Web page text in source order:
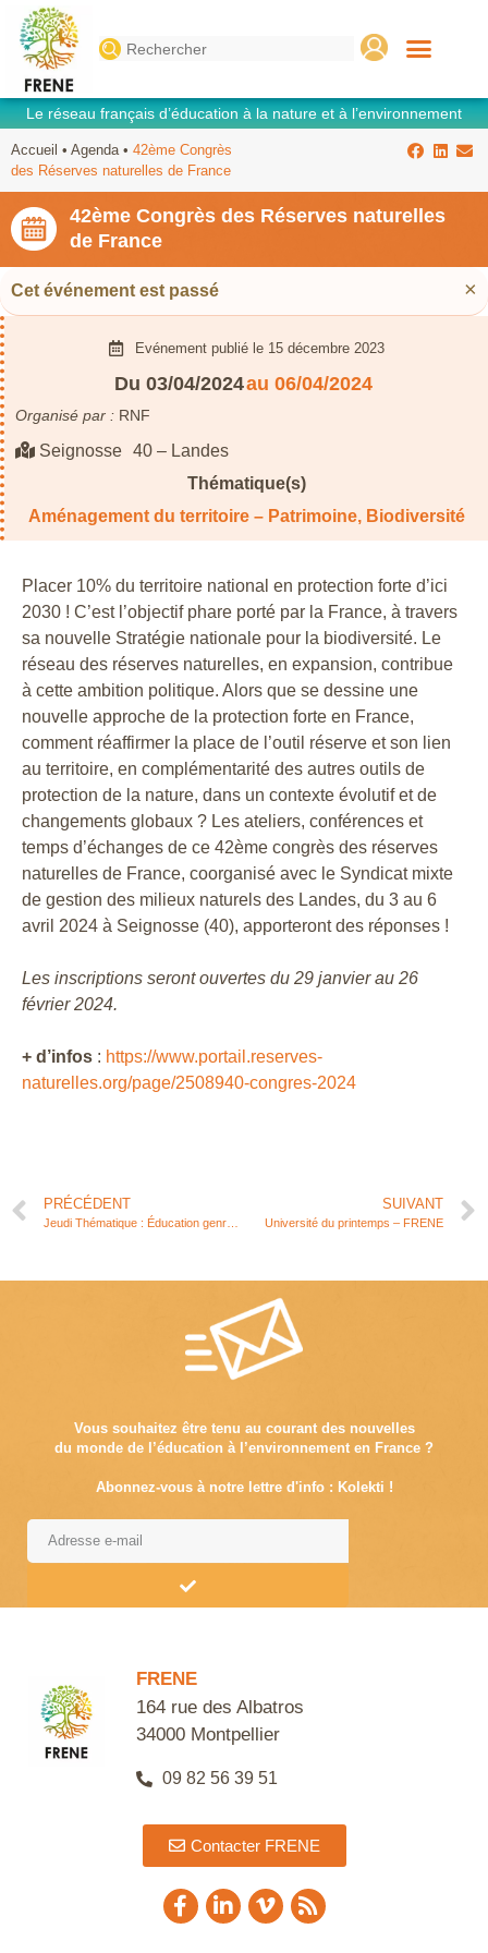
Search
for:
Le réseau français d’éducation à la nature et à l’environnement
Accueil • Agenda • 42ème Congrès
des Réserves naturelles de France
42ème Congrès des Réserves naturelles
de France
Cet événement est passé ×
Placer 10% du territoire national en protection forte d’ici
2030 ! C’est l’objectif phare porté par la France, à travers
sa nouvelle Stratégie nationale pour la biodiversité. Le
réseau des réserves naturelles, en expansion, contribue
à cette ambition politique. Alors que se dessine une
nouvelle approche de la protection forte en France,
comment réaffirmer la place de l’outil réserve et son lien
au territoire, en complémentarité des autres outils de
protection de la nature, dans un contexte évolutif et de
changements globaux ? Les ateliers, conférences et
temps d’échanges de ce 42ème congrès des réserves
naturelles de France, coorganisé avec le Syndicat mixte
de gestion des milieux naturels des Landes, du 3 au 6
avril 2024 à Seignosse (40), apporteront des réponses !
Les inscriptions seront ouvertes du 29 janvier au 26
février 2024.
+ d’infos : https://www.portail.reserves-
naturelles.org/page/2508940-congres-2024
Evénement publié le 15 décembre 2023
Du 03/04/2024au 06/04/2024
Organisé par : RNF
Seignosse 40 – Landes
Thématique(s)
Aménagement du territoire – Patrimoine, Biodiversité
PRÉCÉDENT SUIVANT
Université du printemps – FRENE
Vous souhaitez être tenu au courant des nouvelles
du monde de l’éducation à l’environnement en France ?
Abonnez-vous à notre lettre d'info : Kolekti !
FRENE
164 rue des Albatros
34000 Montpellier
09 82 56 39 51
Contacter FRENE